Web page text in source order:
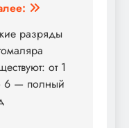
разряды
от 1
6 — полный